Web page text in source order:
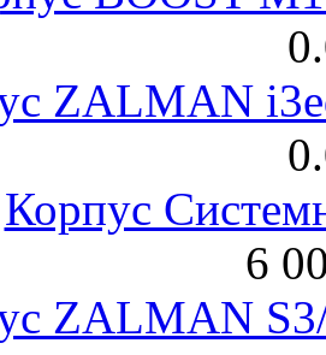
ZALMAN
Корпус
6
ZALMAN